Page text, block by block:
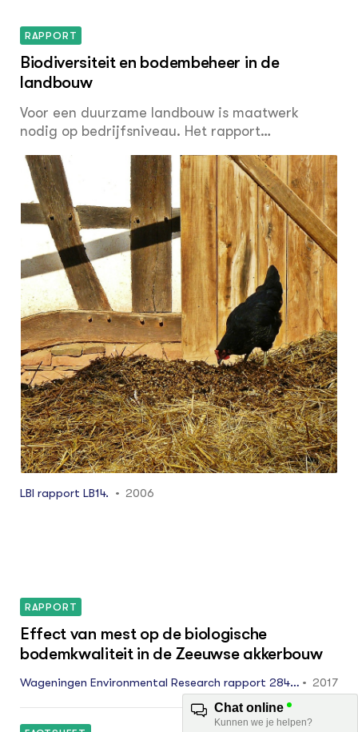
RAPPORT
Biodiversiteit en bodembeheer in de
landbouw
Voor een duurzame landbouw is maatwerk
nodig op bedrijfsniveau. Het rapport
maakt op dit niveau zichtbaar hoe een
duurzaam bodembeheer, inclusief de
optimalisering van het mineralenmanagement,
hand in hand kan gaan met het benutten van
bodembiodiversiteit. De onderbouwing van dit
perspectief is mogelijk gemaakt door metingen
aan bodembiodiversiteit in 2004-2006 binnen
het project Bodem, Bedrijf en Biodiversiteit
(BBB) aangevuld met literatuurstudie.
LBI rapport LB14. 2006
RAPPORT
Effect van mest op de biologische
bodemkwaliteit in de Zeeuwse akkerbouw
Wageningen Environmental Research rapport 284
2017